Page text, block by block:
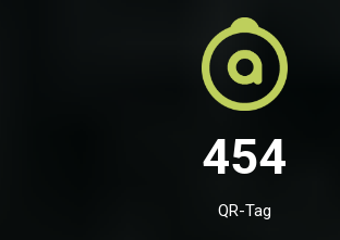
454
QR-Tag